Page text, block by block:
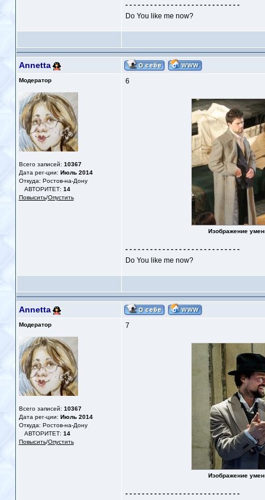
- - - - - - - - - - - - - - - - - - - - - - - - - - - -
Do You like me now?
Annetta
Модератор
Всего записей: 10367
Дата рег-ции: Июль 2014
Откуда: Ростов-на-Дону
АВТОРИТЕТ: 14
Повысить/Опустить
6
Изображение
- - - - - - - - - - - - - - - - - - - - - - - - - - - -
Do You like me now?
Annetta
Модератор
Всего записей: 10367
Дата рег-ции: Июль 2014
Откуда: Ростов-на-Дону
АВТОРИТЕТ: 14
Повысить/Опустить
7
Изображение
- - - - - - - - - - - - - - - - - - - - - - - - - - - -